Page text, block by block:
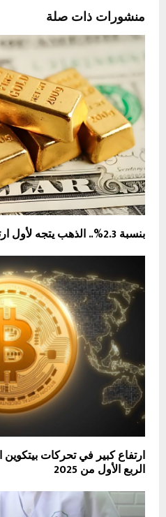
منشورات ذات صلة
بنسبة 2.3%.. الذهب يتجه لأول ارتفاع أسبوعي
الربع الأول من 2025